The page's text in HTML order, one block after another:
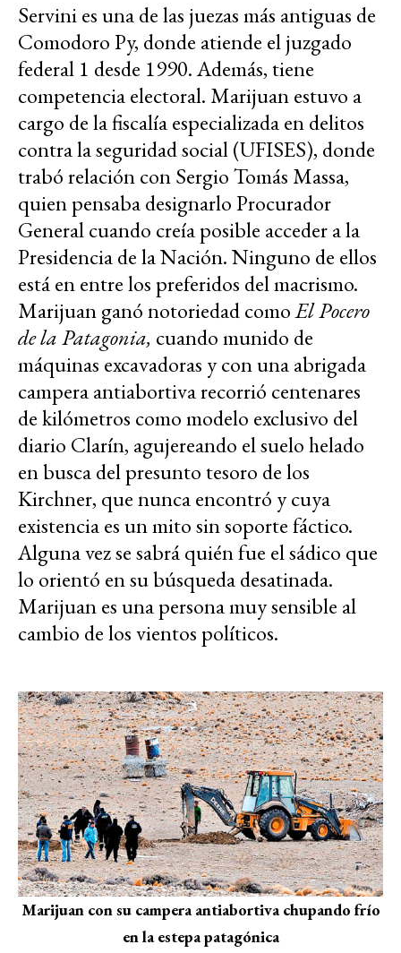
Servini es una de las juezas más antiguas de
Comodoro Py, donde atiende el juzgado
federal 1 desde 1990. Además, tiene
competencia electoral. Marijuan estuvo a
cargo de la fiscalía especializada en delitos
contra la seguridad social (UFISES), donde
trabó relación con Sergio Tomás Massa,
quien pensaba designarlo Procurador
General cuando creía posible acceder a la
Presidencia de la Nación. Ninguno de ellos
está en entre los preferidos del macrismo.
Marijuan ganó notoriedad comoEl Pocero
de la Patagonia, cuando munido de
máquinas excavadoras y con una abrigada
campera antiabortiva recorrió centenares
de kilómetros como modelo exclusivo del
diario Clarín, agujereando el suelo helado
en busca del presunto tesoro de los
Kirchner, que nunca encontró y cuya
existencia es un mito sin soporte fáctico.
Alguna vez se sabrá quién fue el sádico que
lo orientó en su búsqueda desatinada.
Marijuan es una persona muy sensible al
cambio de los vientos políticos.
Marijuan con su campera antiabortiva chupando frío
en la estepa patagónica